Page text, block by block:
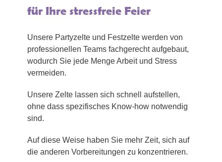
für Ihre stressfreie Feier
Unsere Partyzelte und Festzelte werden von
professionellen Teams fachgerecht aufgebaut,
wodurch Sie jede Menge Arbeit und Stress
vermeiden.
Unsere Zelte lassen sich schnell aufstellen,
ohne dass spezifisches Know-how notwendig
sind.
Auf diese Weise haben Sie mehr Zeit, sich auf
die anderen Vorbereitungen zu konzentrieren.